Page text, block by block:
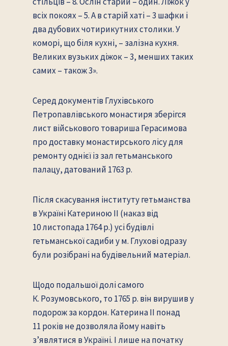
всіх покоях – 5. А в старій хаті – 3 шафки і
два дубових чотирикутних столики. У
коморі, що біля кухні, – залізна кухня.
Великих вузьких діжок – 3, менших таких
самих – також 3».
Серед документів Глухівського
Петропавлівського монастиря зберігся
лист військового товариша Герасимова
про доставку монастирського лісу для
ремонту однієї із зал гетьманського
палацу, датований 1763 р.
Після скасування інституту гетьманства
в Україні Катериною II (наказ від
10 листопада 1764 р.) усі будівлі
гетьманської садиби у м. Глухові одразу
були розібрані на будівельний матеріал.
Щодо подальшої долі самого
К. Розумовського, то 1765 р. він вирушив у
подорож за кордон. Катерина II понад
11 років не дозволяла йому навіть
з’являтися в Україні. І лише на початку